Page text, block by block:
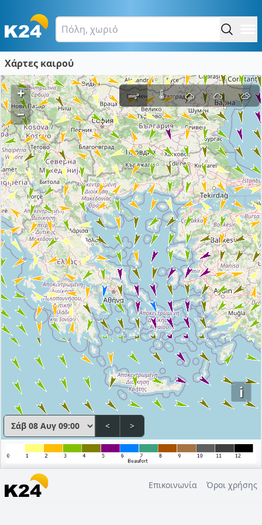
Χάρτες καιρού
i
+
–
< >
Επικοινωνία Όροι χρήσης